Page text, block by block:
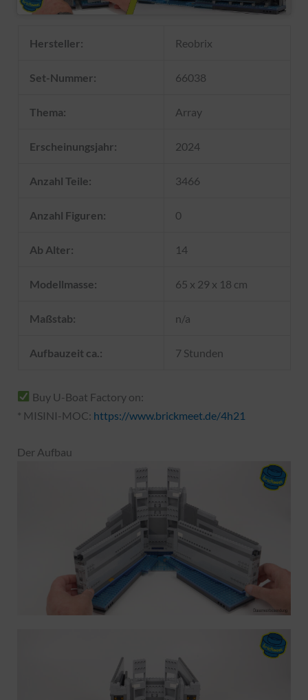
Hersteller: Reobrix
Set-Nummer: 66038
Thema: Array
Erscheinungsjahr: 2024
Anzahl Teile: 3466
Anzahl Figuren: 0
Ab Alter: 14
Modellmasse: 65 x 29 x 18 cm
Maßstab: n/a
Aufbauzeit ca.: 7 Stunden
Buy U-Boat Factory on:
* MISINI-MOC: https://www.brickmeet.de/4h21
Der Aufbau